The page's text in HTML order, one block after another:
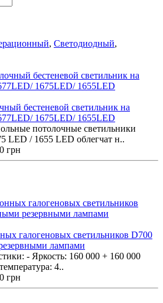
, Светодиодный,
бестеневой светильник на
1675LED/ 1655LED
потолочные светильники
LED / 1655 LED облегчат н..
грн
галогеновых светильников D700
лампами
- Яркость: 160 000 + 160 000
4..
грн